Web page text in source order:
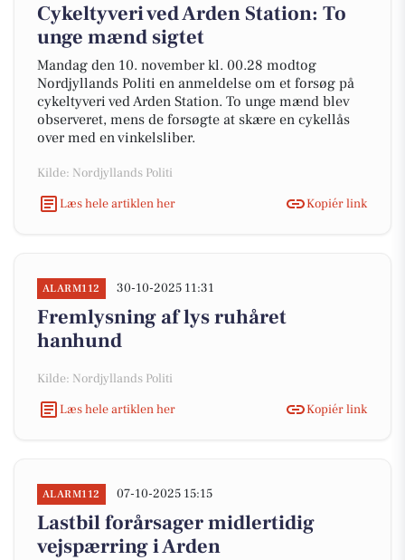
Cykeltyveri ved Arden Station: To
unge mænd sigtet
Mandag den 10. november kl. 00.28 modtog
Nordjyllands Politi en anmeldelse om et forsøg på
cykeltyveri ved Arden Station. To unge mænd blev
observeret, mens de forsøgte at skære en cykellås
over med en vinkelsliber.
Kilde: Nordjyllands Politi
Læs hele artiklen her
Kopiér link
ALARM112 30-10-2025 11:31
Fremlysning af lys ruhåret
hanhund
Kilde: Nordjyllands Politi
Læs hele artiklen her
Kopiér link
ALARM112 07-10-2025 15:15
Lastbil forårsager midlertidig
vejspærring i Arden